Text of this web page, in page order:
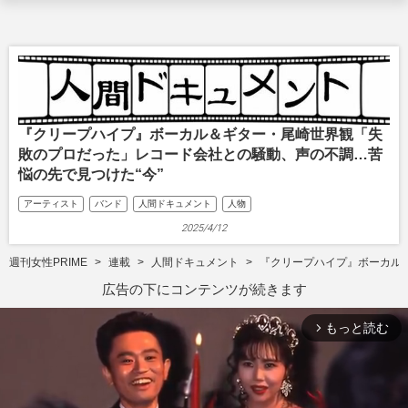
『クリープハイプ』ボーカル＆ギター・尾崎世界観「失
敗のプロだった」レコード会社との騒動、声の不調…苦
悩の先で見つけた“今”
アーティスト バンド 人間ドキュメント 人物
2025/4/12
週刊女性PRIME 連載 人間ドキュメント 『クリープハイプ』ボーカ
広告の下にコンテンツが続きます
arrow_forward_ios もっと読む